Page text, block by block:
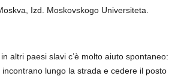
Izd. Moskovskogo Universiteta.
altri paesi slavi c’è molto aiuto spontaneo:
lungo la strada e cedere il posto